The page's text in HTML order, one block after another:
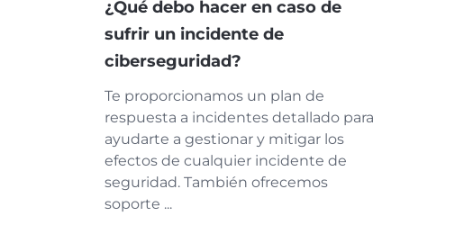
¿Qué debo hacer en caso de
sufrir un incidente de
ciberseguridad?
Te proporcionamos un plan de
respuesta a incidentes detallado para
ayudarte a gestionar y mitigar los
efectos de cualquier incidente de
seguridad. También ofrecemos
soporte ...